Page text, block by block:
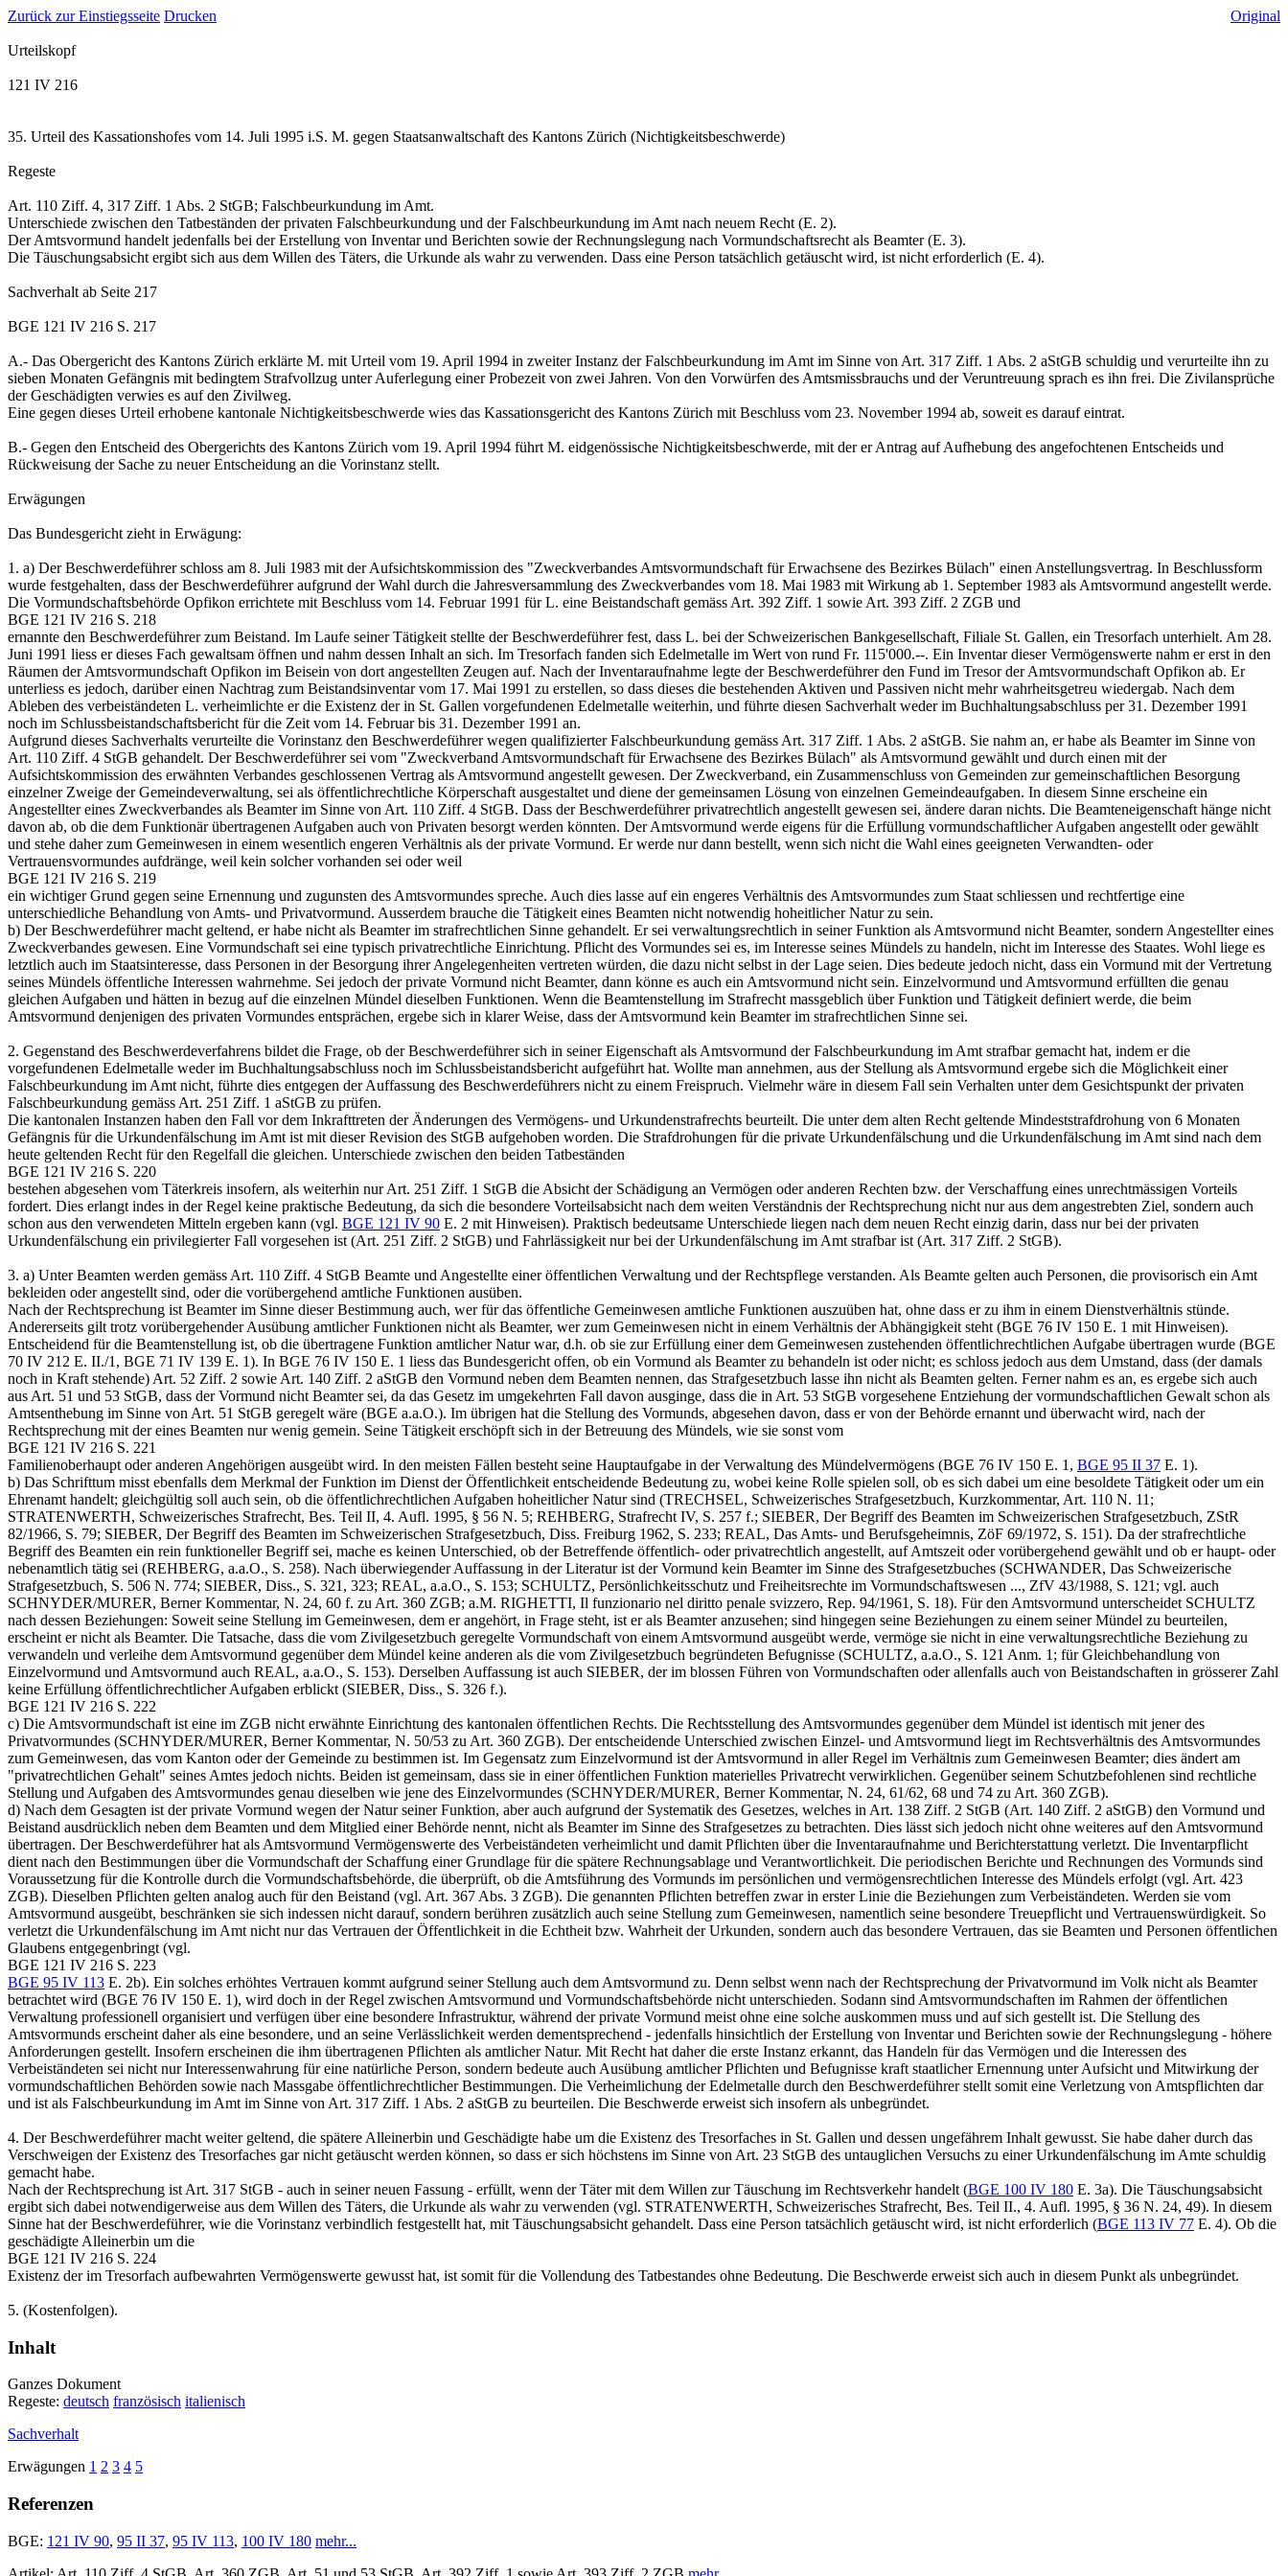
Zurück zur Einstiegsseite Drucken Original
Urteilskopf
121 IV 216
35. Urteil des Kassationshofes vom 14. Juli 1995 i.S. M. gegen Staatsanwaltschaft des Kantons Zürich (Nichtigkeitsbeschwerde)
Regeste
Art. 110 Ziff. 4, 317 Ziff. 1 Abs. 2 StGB; Falschbeurkundung im Amt.
Unterschiede zwischen den Tatbeständen der privaten Falschbeurkundung und der Falschbeurkundung im Amt nach neuem Recht (E. 2).
Der Amtsvormund handelt jedenfalls bei der Erstellung von Inventar und Berichten sowie der Rechnungslegung nach Vormundschaftsrecht als Beamter (E. 3).
Die Täuschungsabsicht ergibt sich aus dem Willen des Täters, die Urkunde als wahr zu verwenden. Dass eine Person tatsächlich getäuscht wird, ist nicht erforderlich (E. 4).
Sachverhalt ab Seite 217
BGE 121 IV 216 S. 217
A.- Das Obergericht des Kantons Zürich erklärte M. mit Urteil vom 19. April 1994 in zweiter Instanz der Falschbeurkundung im Amt im Sinne von Art. 317 Ziff. 1 Abs. 2 aStGB schuldig und verurteilte ihn zu
sieben Monaten Gefängnis mit bedingtem Strafvollzug unter Auferlegung einer Probezeit von zwei Jahren. Von den Vorwürfen des Amtsmissbrauchs und der Veruntreuung sprach es ihn frei. Die Zivilansprüche
der Geschädigten verwies es auf den Zivilweg.
Eine gegen dieses Urteil erhobene kantonale Nichtigkeitsbeschwerde wies das Kassationsgericht des Kantons Zürich mit Beschluss vom 23. November 1994 ab, soweit es darauf eintrat.
B.- Gegen den Entscheid des Obergerichts des Kantons Zürich vom 19. April 1994 führt M. eidgenössische Nichtigkeitsbeschwerde, mit der er Antrag auf Aufhebung des angefochtenen Entscheids und
Rückweisung der Sache zu neuer Entscheidung an die Vorinstanz stellt.
Erwägungen
Das Bundesgericht zieht in Erwägung:
1. a) Der Beschwerdeführer schloss am 8. Juli 1983 mit der Aufsichtskommission des "Zweckverbandes Amtsvormundschaft für Erwachsene des Bezirkes Bülach" einen Anstellungsvertrag. In Beschlussform
wurde festgehalten, dass der Beschwerdeführer aufgrund der Wahl durch die Jahresversammlung des Zweckverbandes vom 18. Mai 1983 mit Wirkung ab 1. September 1983 als Amtsvormund angestellt werde.
Die Vormundschaftsbehörde Opfikon errichtete mit Beschluss vom 14. Februar 1991 für L. eine Beistandschaft gemäss Art. 392 Ziff. 1 sowie Art. 393 Ziff. 2 ZGB und
BGE 121 IV 216 S. 218
ernannte den Beschwerdeführer zum Beistand. Im Laufe seiner Tätigkeit stellte der Beschwerdeführer fest, dass L. bei der Schweizerischen Bankgesellschaft, Filiale St. Gallen, ein Tresorfach unterhielt. Am 28.
Juni 1991 liess er dieses Fach gewaltsam öffnen und nahm dessen Inhalt an sich. Im Tresorfach fanden sich Edelmetalle im Wert von rund Fr. 115'000.--. Ein Inventar dieser Vermögenswerte nahm er erst in den
Räumen der Amtsvormundschaft Opfikon im Beisein von dort angestellten Zeugen auf. Nach der Inventaraufnahme legte der Beschwerdeführer den Fund im Tresor der Amtsvormundschaft Opfikon ab. Er
unterliess es jedoch, darüber einen Nachtrag zum Beistandsinventar vom 17. Mai 1991 zu erstellen, so dass dieses die bestehenden Aktiven und Passiven nicht mehr wahrheitsgetreu wiedergab. Nach dem
Ableben des verbeiständeten L. verheimlichte er die Existenz der in St. Gallen vorgefundenen Edelmetalle weiterhin, und führte diesen Sachverhalt weder im Buchhaltungsabschluss per 31. Dezember 1991
noch im Schlussbeistandschaftsbericht für die Zeit vom 14. Februar bis 31. Dezember 1991 an.
Aufgrund dieses Sachverhalts verurteilte die Vorinstanz den Beschwerdeführer wegen qualifizierter Falschbeurkundung gemäss Art. 317 Ziff. 1 Abs. 2 aStGB. Sie nahm an, er habe als Beamter im Sinne von
Art. 110 Ziff. 4 StGB gehandelt. Der Beschwerdeführer sei vom "Zweckverband Amtsvormundschaft für Erwachsene des Bezirkes Bülach" als Amtsvormund gewählt und durch einen mit der
Aufsichtskommission des erwähnten Verbandes geschlossenen Vertrag als Amtsvormund angestellt gewesen. Der Zweckverband, ein Zusammenschluss von Gemeinden zur gemeinschaftlichen Besorgung
einzelner Zweige der Gemeindeverwaltung, sei als öffentlichrechtliche Körperschaft ausgestaltet und diene der gemeinsamen Lösung von einzelnen Gemeindeaufgaben. In diesem Sinne erscheine ein
Angestellter eines Zweckverbandes als Beamter im Sinne von Art. 110 Ziff. 4 StGB. Dass der Beschwerdeführer privatrechtlich angestellt gewesen sei, ändere daran nichts. Die Beamteneigenschaft hänge nicht
davon ab, ob die dem Funktionär übertragenen Aufgaben auch von Privaten besorgt werden könnten. Der Amtsvormund werde eigens für die Erfüllung vormundschaftlicher Aufgaben angestellt oder gewählt
und stehe daher zum Gemeinwesen in einem wesentlich engeren Verhältnis als der private Vormund. Er werde nur dann bestellt, wenn sich nicht die Wahl eines geeigneten Verwandten- oder
Vertrauensvormundes aufdränge, weil kein solcher vorhanden sei oder weil
BGE 121 IV 216 S. 219
ein wichtiger Grund gegen seine Ernennung und zugunsten des Amtsvormundes spreche. Auch dies lasse auf ein engeres Verhältnis des Amtsvormundes zum Staat schliessen und rechtfertige eine
unterschiedliche Behandlung von Amts- und Privatvormund. Ausserdem brauche die Tätigkeit eines Beamten nicht notwendig hoheitlicher Natur zu sein.
b) Der Beschwerdeführer macht geltend, er habe nicht als Beamter im strafrechtlichen Sinne gehandelt. Er sei verwaltungsrechtlich in seiner Funktion als Amtsvormund nicht Beamter, sondern Angestellter eines
Zweckverbandes gewesen. Eine Vormundschaft sei eine typisch privatrechtliche Einrichtung. Pflicht des Vormundes sei es, im Interesse seines Mündels zu handeln, nicht im Interesse des Staates. Wohl liege es
letztlich auch im Staatsinteresse, dass Personen in der Besorgung ihrer Angelegenheiten vertreten würden, die dazu nicht selbst in der Lage seien. Dies bedeute jedoch nicht, dass ein Vormund mit der Vertretung
seines Mündels öffentliche Interessen wahrnehme. Sei jedoch der private Vormund nicht Beamter, dann könne es auch ein Amtsvormund nicht sein. Einzelvormund und Amtsvormund erfüllten die genau
gleichen Aufgaben und hätten in bezug auf die einzelnen Mündel dieselben Funktionen. Wenn die Beamtenstellung im Strafrecht massgeblich über Funktion und Tätigkeit definiert werde, die beim
Amtsvormund denjenigen des privaten Vormundes entsprächen, ergebe sich in klarer Weise, dass der Amtsvormund kein Beamter im strafrechtlichen Sinne sei.
2. Gegenstand des Beschwerdeverfahrens bildet die Frage, ob der Beschwerdeführer sich in seiner Eigenschaft als Amtsvormund der Falschbeurkundung im Amt strafbar gemacht hat, indem er die
vorgefundenen Edelmetalle weder im Buchhaltungsabschluss noch im Schlussbeistandsbericht aufgeführt hat. Wollte man annehmen, aus der Stellung als Amtsvormund ergebe sich die Möglichkeit einer
Falschbeurkundung im Amt nicht, führte dies entgegen der Auffassung des Beschwerdeführers nicht zu einem Freispruch. Vielmehr wäre in diesem Fall sein Verhalten unter dem Gesichtspunkt der privaten
Falschbeurkundung gemäss Art. 251 Ziff. 1 aStGB zu prüfen.
Die kantonalen Instanzen haben den Fall vor dem Inkrafttreten der Änderungen des Vermögens- und Urkundenstrafrechts beurteilt. Die unter dem alten Recht geltende Mindeststrafdrohung von 6 Monaten
Gefängnis für die Urkundenfälschung im Amt ist mit dieser Revision des StGB aufgehoben worden. Die Strafdrohungen für die private Urkundenfälschung und die Urkundenfälschung im Amt sind nach dem
heute geltenden Recht für den Regelfall die gleichen. Unterschiede zwischen den beiden Tatbeständen
BGE 121 IV 216 S. 220
bestehen abgesehen vom Täterkreis insofern, als weiterhin nurArt. 251 Ziff. 1 StGB die Absicht der Schädigung an Vermögen oder anderen Rechten bzw. der Verschaffung eines unrechtmässigen Vorteils
fordert. Dies erlangt indes in der Regel keine praktische Bedeutung, da sich die besondere Vorteilsabsicht nach dem weiten Verständnis der Rechtsprechung nicht nur aus dem angestrebten Ziel, sondern auch
schon aus den verwendeten Mitteln ergeben kann (vgl. BGE 121 IV 90 E. 2 mit Hinweisen). Praktisch bedeutsame Unterschiede liegen nach dem neuen Recht einzig darin, dass nur bei der privaten
Urkundenfälschung ein privilegierter Fall vorgesehen ist (Art. 251 Ziff. 2 StGB) und Fahrlässigkeit nur bei der Urkundenfälschung im Amt strafbar ist (Art. 317 Ziff. 2 StGB).
3. a) Unter Beamten werden gemäss Art. 110 Ziff. 4 StGB Beamte und Angestellte einer öffentlichen Verwaltung und der Rechtspflege verstanden. Als Beamte gelten auch Personen, die provisorisch ein Amt
bekleiden oder angestellt sind, oder die vorübergehend amtliche Funktionen ausüben.
Nach der Rechtsprechung ist Beamter im Sinne dieser Bestimmung auch, wer für das öffentliche Gemeinwesen amtliche Funktionen auszuüben hat, ohne dass er zu ihm in einem Dienstverhältnis stünde.
Andererseits gilt trotz vorübergehender Ausübung amtlicher Funktionen nicht als Beamter, wer zum Gemeinwesen nicht in einem Verhältnis der Abhängigkeit steht (BGE 76 IV 150 E. 1 mit Hinweisen).
Entscheidend für die Beamtenstellung ist, ob die übertragene Funktion amtlicher Natur war, d.h. ob sie zur Erfüllung einer dem Gemeinwesen zustehenden öffentlichrechtlichen Aufgabe übertragen wurde (BGE
70 IV 212 E. II./1, BGE 71 IV 139 E. 1). In BGE 76 IV 150 E. 1 liess das Bundesgericht offen, ob ein Vormund als Beamter zu behandeln ist oder nicht; es schloss jedoch aus dem Umstand, dass (der damals
noch in Kraft stehende) Art. 52 Ziff. 2 sowie Art. 140 Ziff. 2 aStGB den Vormund neben dem Beamten nennen, das Strafgesetzbuch lasse ihn nicht als Beamten gelten. Ferner nahm es an, es ergebe sich auch
aus Art. 51 und 53 StGB, dass der Vormund nicht Beamter sei, da das Gesetz im umgekehrten Fall davon ausginge, dass die in Art. 53 StGB vorgesehene Entziehung der vormundschaftlichen Gewalt schon als
Amtsenthebung im Sinne von Art. 51 StGB geregelt wäre (BGE a.a.O.). Im übrigen hat die Stellung des Vormunds, abgesehen davon, dass er von der Behörde ernannt und überwacht wird, nach der
Rechtsprechung mit der eines Beamten nur wenig gemein. Seine Tätigkeit erschöpft sich in der Betreuung des Mündels, wie sie sonst vom
BGE 121 IV 216 S. 221
Familienoberhaupt oder anderen Angehörigen ausgeübt wird. In den meisten Fällen besteht seine Hauptaufgabe in der Verwaltung des Mündelvermögens (BGE 76 IV 150 E. 1, BGE 95 II 37 E. 1).
b) Das Schrifttum misst ebenfalls dem Merkmal der Funktion im Dienst der Öffentlichkeit entscheidende Bedeutung zu, wobei keine Rolle spielen soll, ob es sich dabei um eine besoldete Tätigkeit oder um ein
Ehrenamt handelt; gleichgültig soll auch sein, ob die öffentlichrechtlichen Aufgaben hoheitlicher Natur sind (TRECHSEL, Schweizerisches Strafgesetzbuch, Kurzkommentar, Art. 110 N. 11;
STRATENWERTH, Schweizerisches Strafrecht, Bes. Teil II, 4. Aufl. 1995, § 56 N. 5; REHBERG, Strafrecht IV, S. 257 f.; SIEBER, Der Begriff des Beamten im Schweizerischen Strafgesetzbuch, ZStR
82/1966, S. 79; SIEBER, Der Begriff des Beamten im Schweizerischen Strafgesetzbuch, Diss. Freiburg 1962, S. 233; REAL, Das Amts- und Berufsgeheimnis, ZöF 69/1972, S. 151). Da der strafrechtliche
Begriff des Beamten ein rein funktioneller Begriff sei, mache es keinen Unterschied, ob der Betreffende öffentlich- oder privatrechtlich angestellt, auf Amtszeit oder vorübergehend gewählt und ob er haupt- oder
nebenamtlich tätig sei (REHBERG, a.a.O., S. 258). Nach überwiegender Auffassung in der Literatur ist der Vormund kein Beamter im Sinne des Strafgesetzbuches (SCHWANDER, Das Schweizerische
Strafgesetzbuch, S. 506 N. 774; SIEBER, Diss., S. 321, 323; REAL, a.a.O., S. 153; SCHULTZ, Persönlichkeitsschutz und Freiheitsrechte im Vormundschaftswesen ..., ZfV 43/1988, S. 121; vgl. auch
SCHNYDER/MURER, Berner Kommentar, N. 24, 60 f. zu Art. 360 ZGB; a.M. RIGHETTI, Il funzionario nel diritto penale svizzero, Rep. 94/1961, S. 18). Für den Amtsvormund unterscheidet SCHULTZ
nach dessen Beziehungen: Soweit seine Stellung im Gemeinwesen, dem er angehört, in Frage steht, ist er als Beamter anzusehen; sind hingegen seine Beziehungen zu einem seiner Mündel zu beurteilen,
erscheint er nicht als Beamter. Die Tatsache, dass die vom Zivilgesetzbuch geregelte Vormundschaft von einem Amtsvormund ausgeübt werde, vermöge sie nicht in eine verwaltungsrechtliche Beziehung zu
verwandeln und verleihe dem Amtsvormund gegenüber dem Mündel keine anderen als die vom Zivilgesetzbuch begründeten Befugnisse (SCHULTZ, a.a.O., S. 121 Anm. 1; für Gleichbehandlung von
Einzelvormund und Amtsvormund auch REAL, a.a.O., S. 153). Derselben Auffassung ist auch SIEBER, der im blossen Führen von Vormundschaften oder allenfalls auch von Beistandschaften in grösserer Zahl
keine Erfüllung öffentlichrechtlicher Aufgaben erblickt (SIEBER, Diss., S. 326 f.).
BGE 121 IV 216 S. 222
c) Die Amtsvormundschaft ist eine im ZGB nicht erwähnte Einrichtung des kantonalen öffentlichen Rechts. Die Rechtsstellung des Amtsvormundes gegenüber dem Mündel ist identisch mit jener des
Privatvormundes (SCHNYDER/MURER, Berner Kommentar, N. 50/53 zu Art. 360 ZGB). Der entscheidende Unterschied zwischen Einzel- und Amtsvormund liegt im Rechtsverhältnis des Amtsvormundes
zum Gemeinwesen, das vom Kanton oder der Gemeinde zu bestimmen ist. Im Gegensatz zum Einzelvormund ist der Amtsvormund in aller Regel im Verhältnis zum Gemeinwesen Beamter; dies ändert am
"privatrechtlichen Gehalt" seines Amtes jedoch nichts. Beiden ist gemeinsam, dass sie in einer öffentlichen Funktion materielles Privatrecht verwirklichen. Gegenüber seinem Schutzbefohlenen sind rechtliche
Stellung und Aufgaben des Amtsvormundes genau dieselben wie jene des Einzelvormundes (SCHNYDER/MURER, Berner Kommentar, N. 24, 61/62, 68 und 74 zu Art. 360 ZGB).
d) Nach dem Gesagten ist der private Vormund wegen der Natur seiner Funktion, aber auch aufgrund der Systematik des Gesetzes, welches in Art. 138 Ziff. 2 StGB (Art. 140 Ziff. 2 aStGB) den Vormund und
Beistand ausdrücklich neben dem Beamten und dem Mitglied einer Behörde nennt, nicht als Beamter im Sinne des Strafgesetzes zu betrachten. Dies lässt sich jedoch nicht ohne weiteres auf den Amtsvormund
übertragen. Der Beschwerdeführer hat als Amtsvormund Vermögenswerte des Verbeiständeten verheimlicht und damit Pflichten über die Inventaraufnahme und Berichterstattung verletzt. Die Inventarpflicht
dient nach den Bestimmungen über die Vormundschaft der Schaffung einer Grundlage für die spätere Rechnungsablage und Verantwortlichkeit. Die periodischen Berichte und Rechnungen des Vormunds sind
Voraussetzung für die Kontrolle durch die Vormundschaftsbehörde, die überprüft, ob die Amtsführung des Vormunds im persönlichen und vermögensrechtlichen Interesse des Mündels erfolgt (vgl. Art. 423
ZGB). Dieselben Pflichten gelten analog auch für den Beistand (vgl. Art. 367 Abs. 3 ZGB). Die genannten Pflichten betreffen zwar in erster Linie die Beziehungen zum Verbeiständeten. Werden sie vom
Amtsvormund ausgeübt, beschränken sie sich indessen nicht darauf, sondern berühren zusätzlich auch seine Stellung zum Gemeinwesen, namentlich seine besondere Treuepflicht und Vertrauenswürdigkeit. So
verletzt die Urkundenfälschung im Amt nicht nur das Vertrauen der Öffentlichkeit in die Echtheit bzw. Wahrheit der Urkunden, sondern auch das besondere Vertrauen, das sie Beamten und Personen öffentlichen
Glaubens entgegenbringt (vgl.
BGE 121 IV 216 S. 223
BGE 95 IV 113 E. 2b). Ein solches erhöhtes Vertrauen kommt aufgrund seiner Stellung auch dem Amtsvormund zu. Denn selbst wenn nach der Rechtsprechung der Privatvormund im Volk nicht als Beamter
betrachtet wird (BGE 76 IV 150 E. 1), wird doch in der Regel zwischen Amtsvormund und Vormundschaftsbehörde nicht unterschieden. Sodann sind Amtsvormundschaften im Rahmen der öffentlichen
Verwaltung professionell organisiert und verfügen über eine besondere Infrastruktur, während der private Vormund meist ohne eine solche auskommen muss und auf sich gestellt ist. Die Stellung des
Amtsvormunds erscheint daher als eine besondere, und an seine Verlässlichkeit werden dementsprechend - jedenfalls hinsichtlich der Erstellung von Inventar und Berichten sowie der Rechnungslegung - höhere
Anforderungen gestellt. Insofern erscheinen die ihm übertragenen Pflichten als amtlicher Natur. Mit Recht hat daher die erste Instanz erkannt, das Handeln für das Vermögen und die Interessen des
Verbeiständeten sei nicht nur Interessenwahrung für eine natürliche Person, sondern bedeute auch Ausübung amtlicher Pflichten und Befugnisse kraft staatlicher Ernennung unter Aufsicht und Mitwirkung der
vormundschaftlichen Behörden sowie nach Massgabe öffentlichrechtlicher Bestimmungen. Die Verheimlichung der Edelmetalle durch den Beschwerdeführer stellt somit eine Verletzung von Amtspflichten dar
und ist als Falschbeurkundung im Amt im Sinne von Art. 317 Ziff. 1 Abs. 2 aStGB zu beurteilen. Die Beschwerde erweist sich insofern als unbegründet.
4. Der Beschwerdeführer macht weiter geltend, die spätere Alleinerbin und Geschädigte habe um die Existenz des Tresorfaches in St. Gallen und dessen ungefährem Inhalt gewusst. Sie habe daher durch das
Verschweigen der Existenz des Tresorfaches gar nicht getäuscht werden können, so dass er sich höchstens im Sinne von Art. 23 StGB des untauglichen Versuchs zu einer Urkundenfälschung im Amte schuldig
gemacht habe.
Nach der Rechtsprechung ist Art. 317 StGB - auch in seiner neuen Fassung - erfüllt, wenn der Täter mit dem Willen zur Täuschung im Rechtsverkehr handelt (BGE 100 IV 180 E. 3a). Die Täuschungsabsicht
ergibt sich dabei notwendigerweise aus dem Willen des Täters, die Urkunde als wahr zu verwenden (vgl. STRATENWERTH, Schweizerisches Strafrecht, Bes. Teil II., 4. Aufl. 1995, § 36 N. 24, 49). In diesem
Sinne hat der Beschwerdeführer, wie die Vorinstanz verbindlich festgestellt hat, mit Täuschungsabsicht gehandelt. Dass eine Person tatsächlich getäuscht wird, ist nicht erforderlich (BGE 113 IV 77 E. 4). Ob die
geschädigte Alleinerbin um die
BGE 121 IV 216 S. 224
Existenz der im Tresorfach aufbewahrten Vermögenswerte gewusst hat, ist somit für die Vollendung des Tatbestandes ohne Bedeutung. Die Beschwerde erweist sich auch in diesem Punkt als unbegründet.
5. (Kostenfolgen).
Inhalt
Ganzes Dokument
Regeste: deutsch französisch italienisch
Sachverhalt
Erwägungen 1 2 3 4 5
Referenzen
BGE: 121 IV 90, 95 II 37, 95 IV 113, 100 IV 180 mehr...